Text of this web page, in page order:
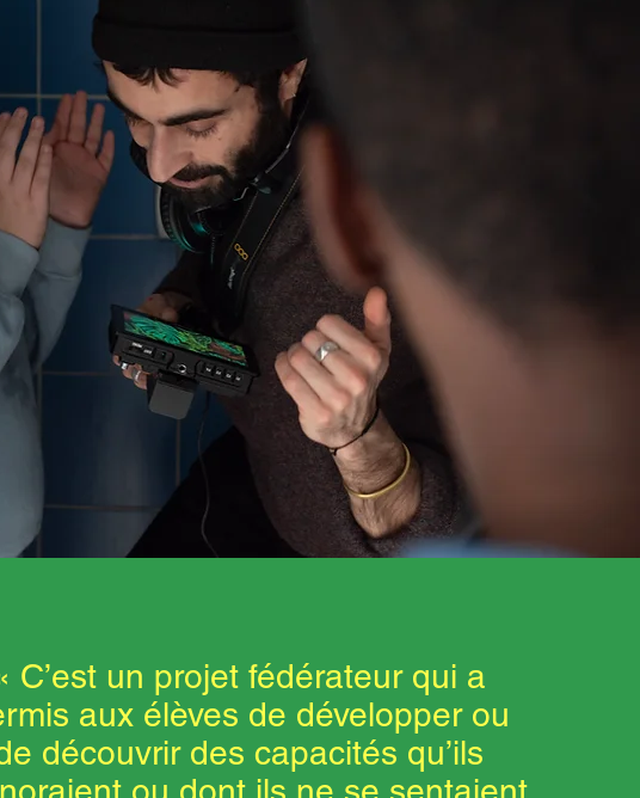
C’est un projet fédérateur qui a
aux élèves de développer ou
découvrir des capacités qu’ils